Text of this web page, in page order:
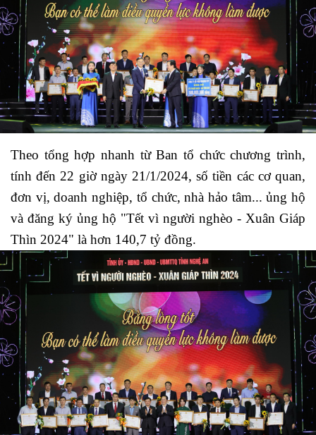
Theo tổng hợp nhanh từ Ban tổ chức chương trình,
tính đến 22 giờ ngày 21/1/2024, số tiền các cơ quan,
đơn vị, doanh nghiệp, tổ chức, nhà hảo tâm... ủng hộ
và đăng ký ủng hộ "Tết vì người nghèo - Xuân Giáp
Thìn 2024" là hơn 140,7 tỷ đồng.